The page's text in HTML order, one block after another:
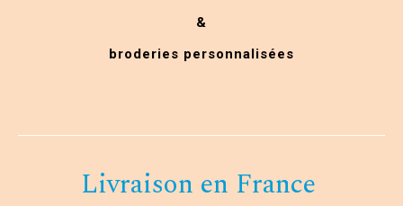
&
broderies personnalisées
Livraison en France